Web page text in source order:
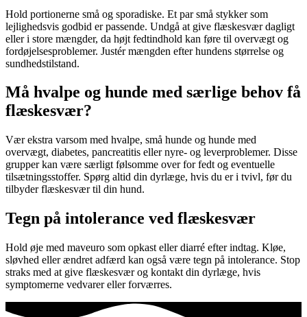
Hold portionerne små og sporadiske. Et par små stykker som
lejlighedsvis godbid er passende. Undgå at give flæskesvær dagligt
eller i store mængder, da højt fedtindhold kan føre til overvægt og
fordøjelsesproblemer. Justér mængden efter hundens størrelse og
sundhedstilstand.
Må hvalpe og hunde med særlige behov få
flæskesvær?
Vær ekstra varsom med hvalpe, små hunde og hunde med
overvægt, diabetes, pancreatitis eller nyre- og leverproblemer. Disse
grupper kan være særligt følsomme over for fedt og eventuelle
tilsætningsstoffer. Spørg altid din dyrlæge, hvis du er i tvivl, før du
tilbyder flæskesvær til din hund.
Tegn på intolerance ved flæskesvær
Hold øje med maveuro som opkast eller diarré efter indtag. Kløe,
sløvhed eller ændret adfærd kan også være tegn på intolerance. Stop
straks med at give flæskesvær og kontakt din dyrlæge, hvis
symptomerne vedvarer eller forværres.